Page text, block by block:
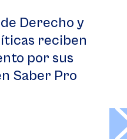
Derecho y
reciben
por sus
Saber Pro